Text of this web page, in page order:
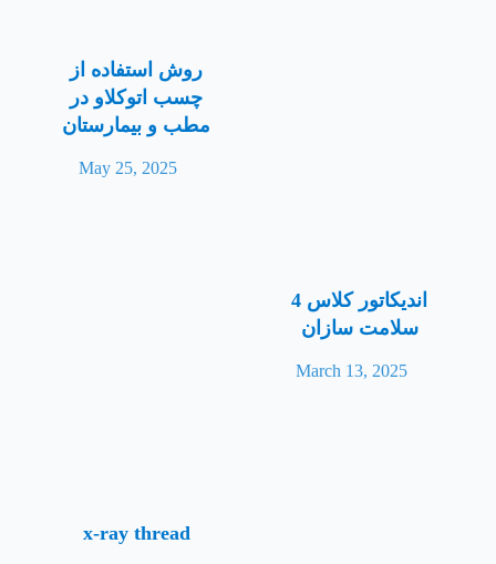
روش استفاده از
چسب اتوکلاو در
مطب و بیمارستان
May 25, 2025
اندیکاتور کلاس 4
سلامت سازان
March 13, 2025
x-ray thread